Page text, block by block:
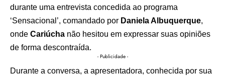
durante uma entrevista concedida ao programa
‘Sensacional’, comandado por Daniela Albuquerque,
onde Cariúcha não hesitou em expressar suas opiniões
de forma descontraída.
- Publicidade -
Durante a conversa, a apresentadora, conhecida por sua